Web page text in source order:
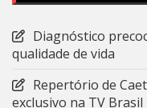
Diagnóstico
qualidade de vida
Repertório de
exclusivo na TV Brasil